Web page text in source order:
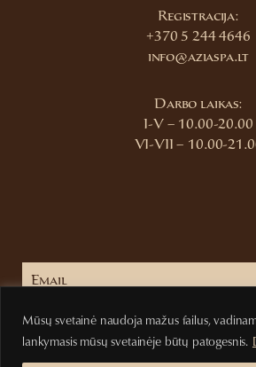
Mūsų svetainė naudoja mažus failus,
lankymasis mūsų svetainėje būtų patogesnis.
Registracija:
+370 5 244 4646
info@aziaspa.lt
Darbo laikas:
I-V – 10.00-20.00
VI-VII – 10.00-
Prenumeruoti